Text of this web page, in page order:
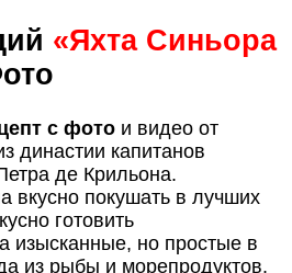
«Яхта Синьора
с фото и видео от
династии капитанов
де Крильона.
вкусно покушать в лучших
готовить
изысканные, но простые в
из рыбы и морепродуктов.